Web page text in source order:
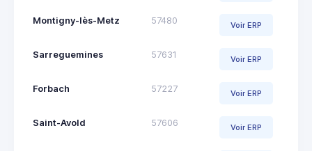
Montigny-lès-Metz 57480 Voir ERP
Sarreguemines 57631 Voir ERP
Forbach 57227 Voir ERP
Saint-Avold 57606 Voir ERP